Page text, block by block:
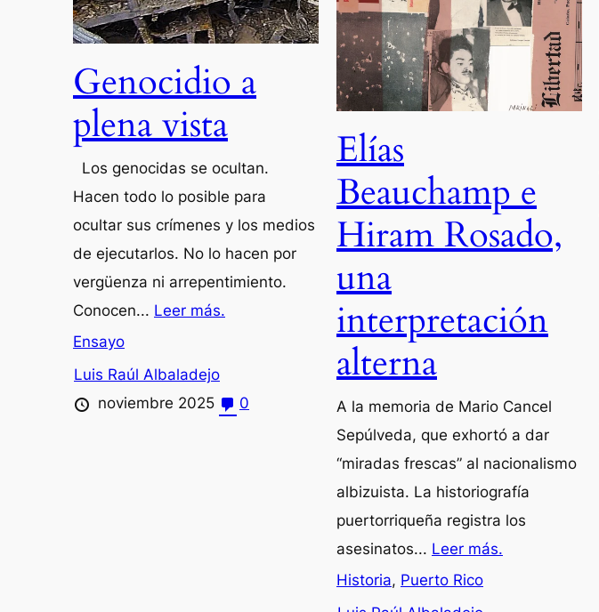
Genocidio a
plena vista
Los genocidas se ocultan.
Hacen todo lo posible para
ocultar sus crímenes y los medios
de ejecutarlos. No lo hacen por
vergüenza ni arrepentimiento.
Conocen... Leer más.
Ensayo
Luis Raúl Albaladejo
noviembre 2025
0
Elías
Beauchamp e
Hiram Rosado,
una
interpretación
alterna
A la memoria de Mario Cancel
Sepúlveda, que exhortó a dar
“miradas frescas” al nacionalismo
albizuista. La historiografía
puertorriqueña registra los
asesinatos... Leer más.
Historia, Puerto Rico